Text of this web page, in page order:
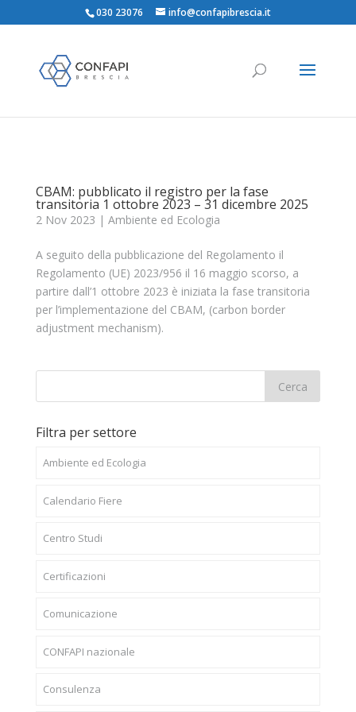
030 23076 info@confapibrescia.it
CBAM: pubblicato il registro per la fase
transitoria 1 ottobre 2023 – 31 dicembre 2025
2 Nov 2023 | Ambiente ed Ecologia
A seguito della pubblicazione del Regolamento il
Regolamento (UE) 2023/956 il 16 maggio scorso, a
partire dall’1 ottobre 2023 è iniziata la fase transitoria
per l’implementazione del CBAM, (carbon border
adjustment mechanism).
Filtra per settore
Ambiente ed Ecologia
Calendario Fiere
Centro Studi
Certificazioni
Comunicazione
CONFAPI nazionale
Consulenza